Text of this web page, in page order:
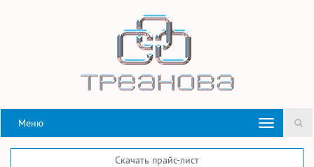
Меню
Скачать прайс-лист